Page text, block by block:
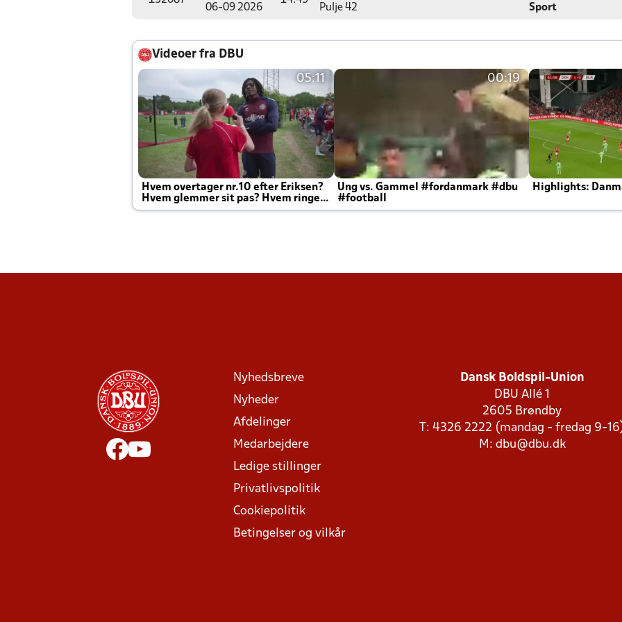
06-09 2026
Pulje 42
Sport
Videoer fra DBU
05:11
Hvem overtager nr.10 efter Eriksen?
Hvem glemmer sit pas? Hvem ringer
Joachim altid til efter kampe?
00:19
Ung vs. Gammel #fordanmark #dbu
#football
Highlights:
Nyhedsbreve
Nyheder
Afdelinger
Medarbejdere
Ledige stillinger
Privatlivspolitik
Cookiepolitik
Betingelser og vilkår
Dansk Boldspil-Union
DBU Allé 1
2605 Brøndby
T: 4326 2222 (mandag - fredag 9-
M: dbu@dbu.dk